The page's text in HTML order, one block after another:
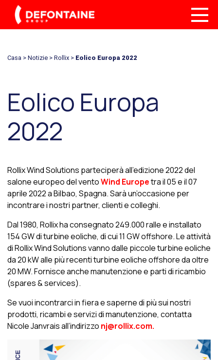
Casa > Notizie > Rollix > Eolico Europa 2022
Eolico Europa
2022
Rollix Wind Solutions parteciperà all’edizione 2022 del
salone europeo del ventoWind Europetra il 05 e il 07
aprile 2022 a Bilbao, Spagna. Sarà un’occasione per
incontrare i nostri partner, clienti e colleghi.
Dal 1980, Rollix ha consegnato 249.000 ralle e installato
154 GW di turbine eoliche, di cui 11 GW offshore. Le attività
di Rollix Wind Solutions vanno dalle piccole turbine eoliche
da 20 kW alle più recenti turbine eoliche offshore da oltre
20 MW. Fornisce anche manutenzione e parti di ricambio
(spares & services).
Se vuoi incontrarci in fiera e saperne di più sui nostri
prodotti, ricambi e servizi di manutenzione, contatta
Nicole Janvrais all’indirizzo nj@rollix.com.